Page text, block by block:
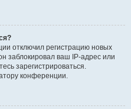
отключил регистрацию новых
заблокировал ваш IP-адрес или
зарегистрироваться.
конференции.